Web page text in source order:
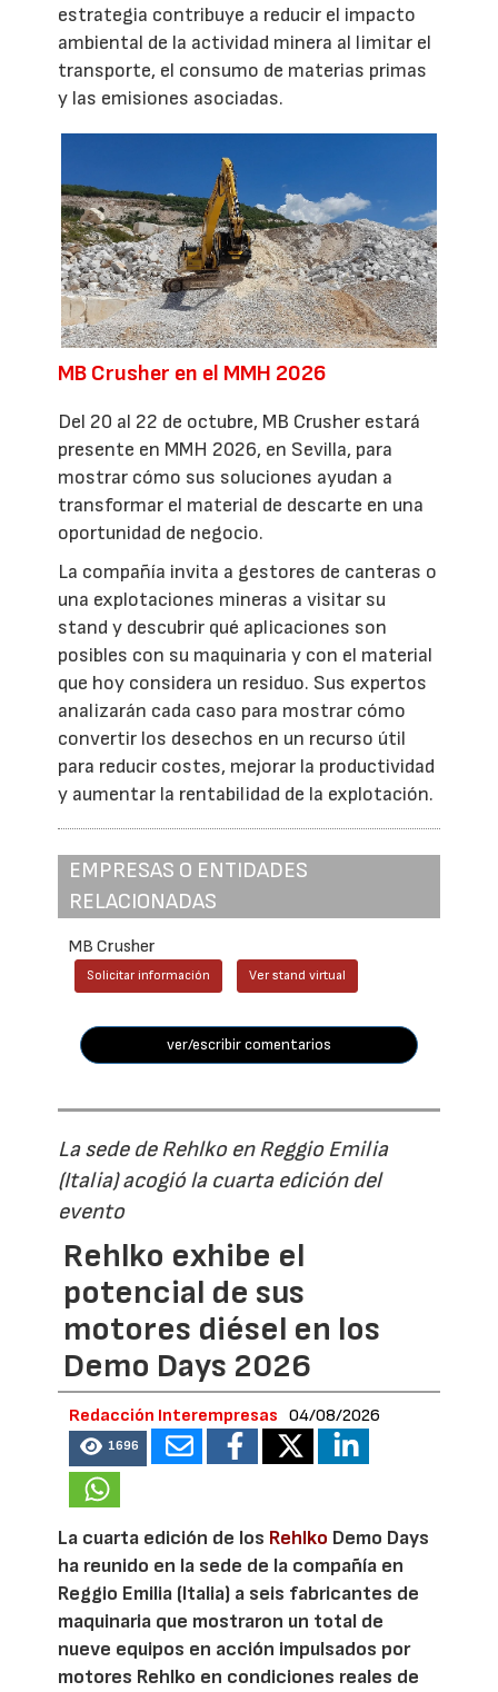
estrategia contribuye a reducir el impacto
ambiental de la actividad minera al limitar el
transporte, el consumo de materias primas
y las emisiones asociadas.
MB Crusher en el MMH 2026
Del 20 al 22 de octubre, MB Crusher estará
presente en MMH 2026, en Sevilla, para
mostrar cómo sus soluciones ayudan a
transformar el material de descarte en una
oportunidad de negocio.
La compañía invita a gestores de canteras o
una explotaciones mineras a visitar su
stand y descubrir qué aplicaciones son
posibles con su maquinaria y con el material
que hoy considera un residuo. Sus expertos
analizarán cada caso para mostrar cómo
convertir los desechos en un recurso útil
para reducir costes, mejorar la productividad
y aumentar la rentabilidad de la explotación.
EMPRESAS O ENTIDADES
RELACIONADAS
MB Crusher
Solicitar información Ver stand virtual
ver/escribir comentarios
La sede de Rehlko en Reggio Emilia
(Italia) acogió la cuarta edición del
evento
Rehlko exhibe el
potencial de sus
motores diésel en los
Demo Days 2026
Redacción Interempresas 04/08/2026
1696
La cuarta edición de los Rehlko Demo Days
ha reunido en la sede de la compañía en
Reggio Emilia (Italia) a seis fabricantes de
maquinaria que mostraron un total de
nueve equipos en acción impulsados por
motores Rehlko en condiciones reales de